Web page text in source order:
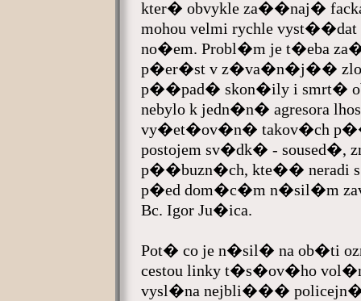
kter� obvykle za��naj�
mohou velmi rychle
no�em. Probl�m je t�eba
p�er�st v z�va�n�j��
p��pad� skon�ily i smrt�
nebylo k jedn�n� agresora
vy�et�ov�n� takov�ch
postojem sv�dk� - soused�,
p��buzn�ch, kte�� neradi
p�ed dom�c�m n�sil�m
Bc. Igor Ju�ica.
Pot� co je n�sil� na ob�ti
cestou linky t�s�ov�ho
vysl�na nejbli���